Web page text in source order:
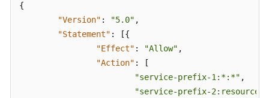
担
{
"Version" : "5.0" ,
"Statement" : [{
"Effect" : "Allow" ,
"Action" :
[
"service-prefix-1:*:*" ,
"service-prefix-2:resource-